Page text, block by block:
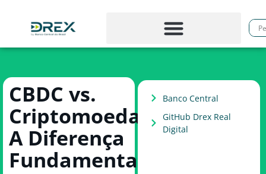
CBDC vs.
Criptomoedas:
A Diferença
Fundamental
Banco Central
GitHub Drex Real
Digital